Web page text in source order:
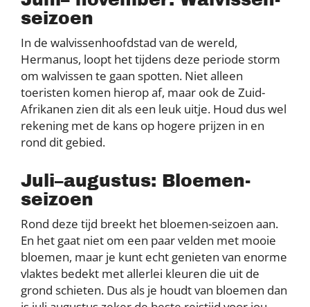
seizoen
In de walvissenhoofdstad van de wereld,
Hermanus, loopt het tijdens deze periode storm
om walvissen te gaan spotten. Niet alleen
toeristen komen hierop af, maar ook de Zuid-
Afrikanen zien dit als een leuk uitje. Houd dus wel
rekening met de kans op hogere prijzen in en
rond dit gebied.
Juli–augustus: Bloemen-
seizoen
Rond deze tijd breekt het bloemen-seizoen aan.
En het gaat niet om een paar velden met mooie
bloemen, maar je kunt echt genieten van enorme
vlaktes bedekt met allerlei kleuren die uit de
grond schieten. Dus als je houdt van bloemen dan